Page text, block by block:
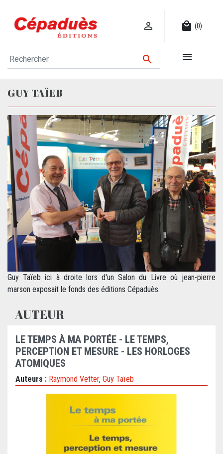
 local_mall (0)
 
GUY TAÏEB
Guy Taïeb ici à droite lors d'un Salon du Livre où jean-pierre
marson exposait le fonds des éditions Cépaduès.
AUTEUR
LE TEMPS À MA PORTÉE - LE TEMPS,
PERCEPTION ET MESURE - LES HORLOGES
ATOMIQUES
Auteurs : Raymond Vetter, Guy Taïeb